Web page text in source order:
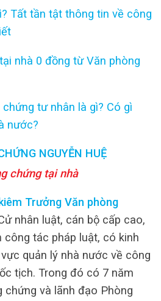
Tất tần tật thông tin về công
nhà 0 đồng từ Văn phòng
tư nhân là gì? Có gì
nước?
NGUYỄN HUỆ
chứng tại nhà
Trưởng Văn phòng
nhân luật, cán bộ cấp cao,
công tác pháp luật, có kinh
quản lý nhà nước về công
tịch. Trong đó có 7 năm
và lãnh đạo Phòng